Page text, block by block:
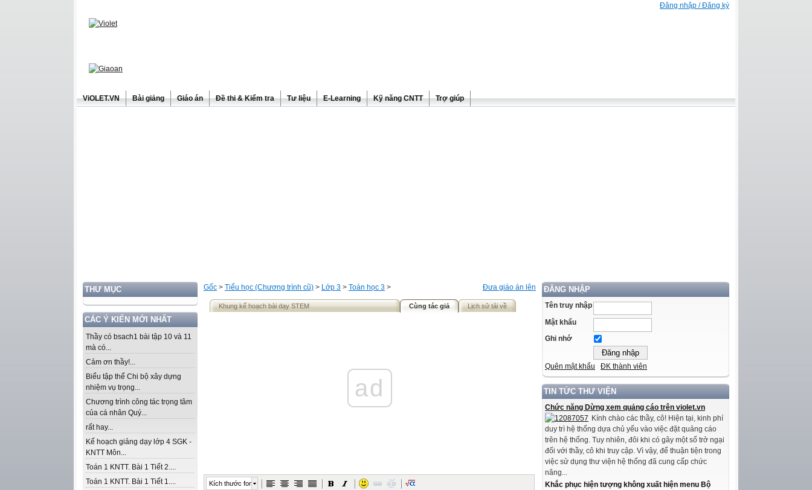
Đăng nhập / Đăng ký
ViOLET.VN Bài giảng Giáo án Đề thi & Kiểm tra Tư liệu E-Learning Kỹ năng CNTT Trợ giúp
THƯ MỤC
CÁC Ý KIẾN MỚI NHẤT
Thầy có bsach1 bài tập 10 và 11
mà có...
Cảm ơn thầy!...
Biểu tập thể Chi bộ xây dựng
nhiệm vụ trọng...
Chương trình công tác trọng tâm
của cá nhân Quý...
rất hay...
Kế hoạch giảng dạy lớp 4 SGK -
KNTT Môn...
Toán 1 KNTT. Bài 1 Tiết 2....
Toán 1 KNTT. Bài 1 Tiết 1....
ĐĂNG NHẬP
Tên truy nhập
Mật khẩu
Ghi nhớ
Quên mật khẩu ĐK thành viên
TIN TỨC THƯ VIỆN
Chức năng Dừng xem quảng cáo trên violet.vn
Kính chào các thầy, cô! Hiện tại, kinh phí
duy trì hệ thống dựa chủ yếu vào việc đặt quảng cáo
trên hệ thống. Tuy nhiên, đôi khi có gây một số trở ngại
đối với thầy, cô khi truy cập. Vì vậy, để thuận tiện trong
việc sử dụng thư viện hệ thống đã cung cấp chức
năng...
Khắc phục hiện tượng không xuất hiện menu Bộ
Đưa giáo án lên
Gốc > Tiểu học (Chương trình cũ) > Lớp 3 > Toán học 3 >
Khung kế hoạch bài dạy STEM Cùng tác giả Lịch sử tải về
ad
Kích thước font